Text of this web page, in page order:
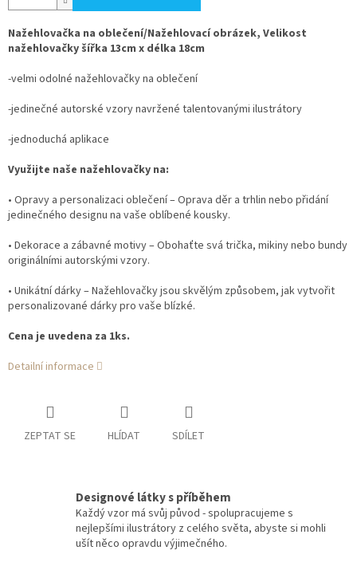
Nažehlovačka na oblečení/Nažehlovací obrázek, Velikost
nažehlovačky šířka 13cm x délka 18cm
-velmi odolné nažehlovačky na oblečení
-jedinečné autorské vzory navržené talentovanými ilustrátory
-jednoduchá aplikace
Využijte naše nažehlovačky na:
• Opravy a personalizaci oblečení – Oprava děr a trhlin nebo přidání
jedinečného designu na vaše oblíbené kousky.
• Dekorace a zábavné motivy – Obohaťte svá trička, mikiny nebo bundy
originálními autorskými vzory.
• Unikátní dárky – Nažehlovačky jsou skvělým způsobem, jak vytvořit
personalizované dárky pro vaše blízké.
Cena je uvedena za 1ks.
Detailní informace
ZEPTAT SE HLÍDAT SDÍLET
Designové látky s příběhem
Každý vzor má svůj původ - spolupracujeme s
nejlepšími ilustrátory z celého světa, abyste si mohli
ušít něco opravdu výjimečného.